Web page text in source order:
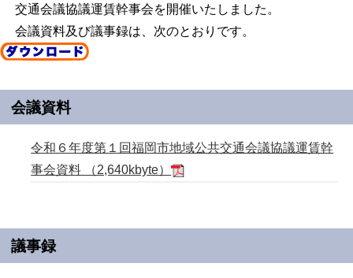
交通会議協議運賃幹事会を開催いたしました。
会議資料及び議事録は、次のとおりです。
会議資料
令和６年度第１回福岡市地域公共交通会議協議運賃幹
事会資料 （2,640kbyte）
議事録